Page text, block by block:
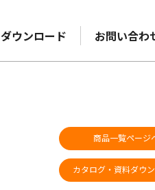
ダウンロード お問い合わ
商品一覧ページ
カタログ・資料ダウ